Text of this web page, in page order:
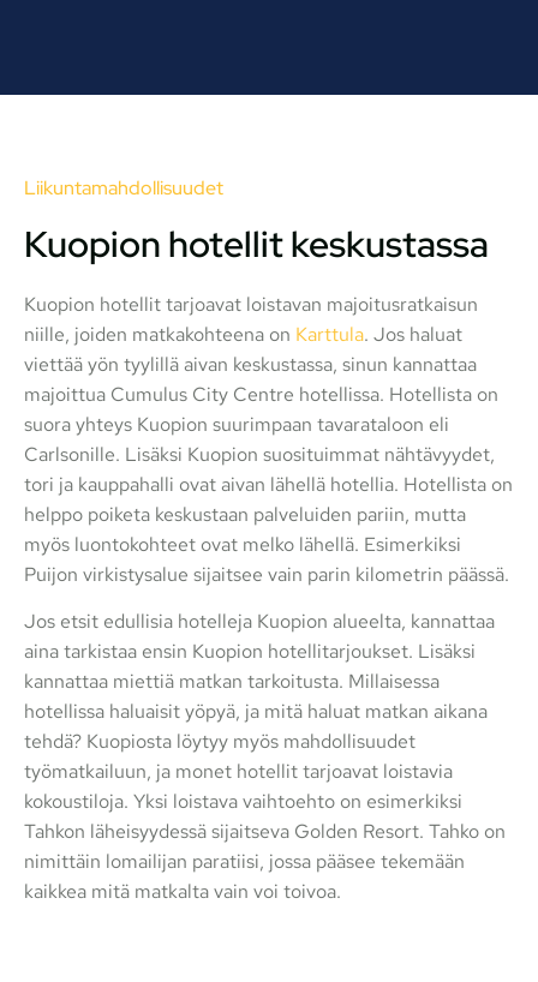
Liikuntamahdollisuudet
Kuopion hotellit keskustassa
Kuopion hotellit tarjoavat loistavan majoitusratkaisun
niille, joiden matkakohteena on Karttula. Jos haluat
viettää yön tyylillä aivan keskustassa, sinun kannattaa
majoittua Cumulus City Centre hotellissa. Hotellista on
suora yhteys Kuopion suurimpaan tavarataloon eli
Carlsonille. Lisäksi Kuopion suosituimmat nähtävyydet,
tori ja kauppahalli ovat aivan lähellä hotellia. Hotellista on
helppo poiketa keskustaan palveluiden pariin, mutta
myös luontokohteet ovat melko lähellä. Esimerkiksi
Puijon virkistysalue sijaitsee vain parin kilometrin päässä.
Jos etsit edullisia hotelleja Kuopion alueelta, kannattaa
aina tarkistaa ensin Kuopion hotellitarjoukset. Lisäksi
kannattaa miettiä matkan tarkoitusta. Millaisessa
hotellissa haluaisit yöpyä, ja mitä haluat matkan aikana
tehdä? Kuopiosta löytyy myös mahdollisuudet
työmatkailuun, ja monet hotellit tarjoavat loistavia
kokoustiloja. Yksi loistava vaihtoehto on esimerkiksi
Tahkon läheisyydessä sijaitseva Golden Resort. Tahko on
nimittäin lomailijan paratiisi, jossa pääsee tekemään
kaikkea mitä matkalta vain voi toivoa.